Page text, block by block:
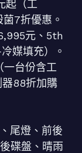
起（工
7折優惠。
元、5th
媒填充）。
一台份含工
88折加購
燈、前後
碟盤、晴雨